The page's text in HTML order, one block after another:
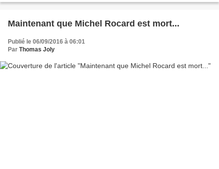
Maintenant que Michel Rocard est mort...
Publié le 06/09/2016 à 06:01
Par Thomas Joly